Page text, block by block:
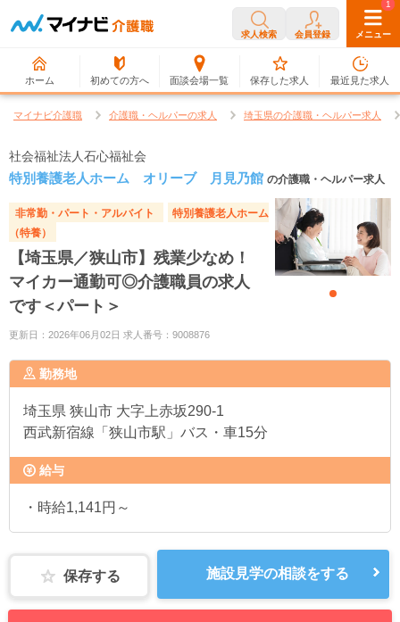
求人検索 会員登録 メニュー
ホーム 初めての方へ 面談会場一覧
0
保存した求人
1
最近見た求人
マイナビ介護職 介護職・ヘルパーの求人 埼玉県の介護職・ヘルパー求人
社会福祉法人石心福祉会
特別養護老人ホーム オリーブ 月見乃館 の介護職・ヘルパー求人
非常勤・パート・アルバイト
特別養護老人ホーム
（特養）
【埼玉県／狭山市】残業少なめ！
マイカー通勤可◎介護職員の求人
です＜パート＞
更新日：2026年06月02日 求人番号：9008876
勤務地
埼玉県 狭山市 大字上赤坂290-1
西武新宿線「狭山市駅」バス・車15分
給与
・時給1,141円～
保存する 施設見学の相談をする